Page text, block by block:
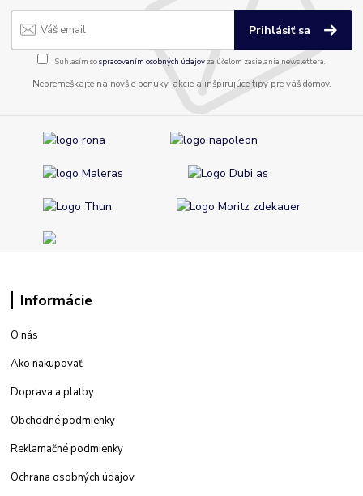
Prihlásiť sa
Súhlasím sospracovaním osobných údajov za účelom zasielania newslettera.
Nepremeškajte najnovšie ponuky, akcie a inšpirujúce tipy pre váš domov.
Informácie
O nás
Ako nakupovať
Doprava a platby
Obchodné podmienky
Reklamačné podmienky
Ochrana osobných údajov